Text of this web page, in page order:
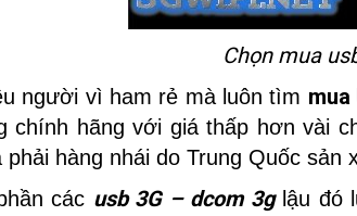
Chọn mua
người vì ham rẻ mà luôn tìm mua
chính hãng với giá thấp hơn vài
phải hàng nhái do Trung Quốc sản
các usb 3G – dcom 3glậu đó